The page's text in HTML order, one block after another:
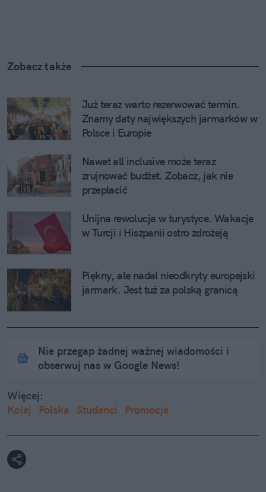
Zobacz także
Już teraz warto rezerwować termin.
Znamy daty największych jarmarków w
Polsce i Europie
Nawet all inclusive może teraz
zrujnować budżet. Zobacz, jak nie
przepłacić
Unijna rewolucja w turystyce. Wakacje
w Turcji i Hiszpanii ostro zdrożeją
Piękny, ale nadal nieodkryty europejski
jarmark. Jest tuż za polską granicą
Nie przegap żadnej ważnej wiadomości i
obserwuj nas w Google News!
Więcej:
Kolej
Polska Studenci Promocje